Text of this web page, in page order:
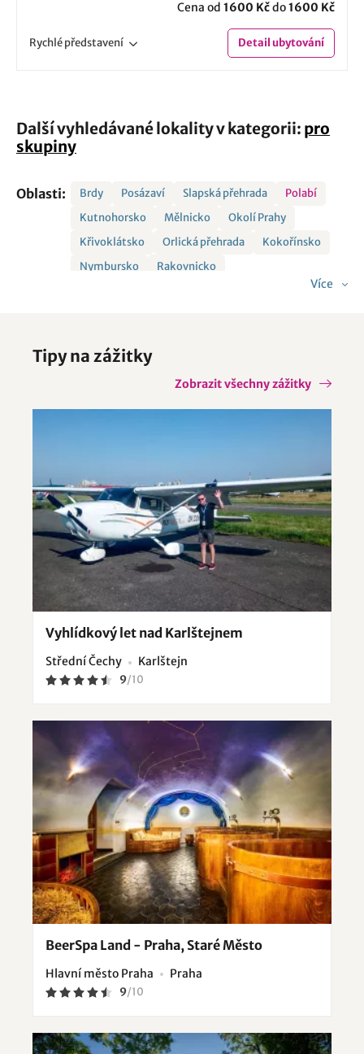
Cena od 1600 Kčdo1600 Kč
Rychlépředstavení Detailubytování
Další vyhledávané lokality v kategorii: pro
skupiny
Oblasti: Brdy Posázaví Slapská přehrada
Polabí
Kutnohorsko
Mělnicko
Okolí Prahy
Křivoklátsko
Orlická přehrada
Kokořínsko
Nymbursko
Rakovnicko
Více
Tipy na zážitky
Zobrazit všechny zážitky
Vyhlídkový let nad Karlštejnem
Střední Čechy Karlštejn
9/10
BeerSpa Land - Praha, Staré Město
Hlavní město Praha Praha
9/10